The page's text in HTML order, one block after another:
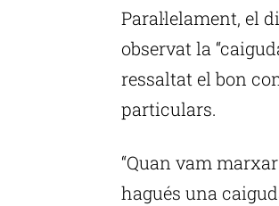
Paral·lelament, el
observat la
ressaltat el bon
particulars.
“Quan vam
hagués una